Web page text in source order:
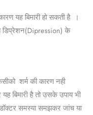
यह बिमारी हो सकती है ।
डिप्रेशन(Dipression) के
शर्म की कारण नही
बिमारी है तो उसके उपाय भी
समस्या समझकर जांच या